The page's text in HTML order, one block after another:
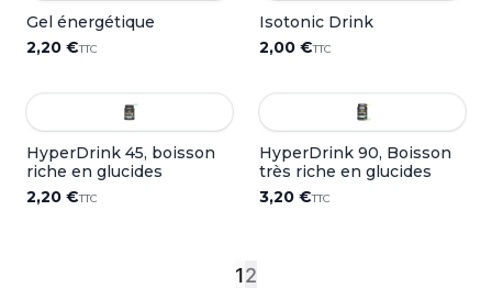
Gel énergétique
2,20 €TTC
Isotonic Drink
2,00 €TTC
HyperDrink 45, boisson
riche en glucides
2,20 €TTC
HyperDrink 90, Boisson
très riche en glucides
3,20 €TTC
12